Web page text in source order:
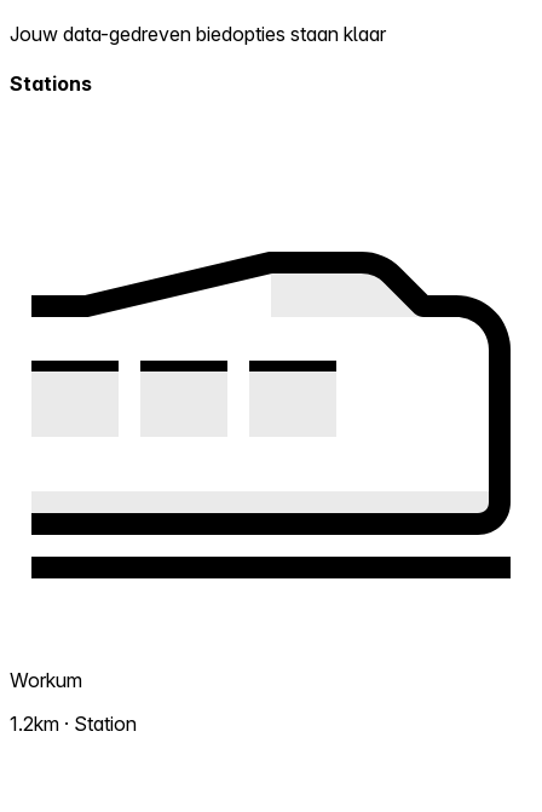
Jouw data-gedreven biedopties staan klaar
Stations
Workum
1.2km · Station